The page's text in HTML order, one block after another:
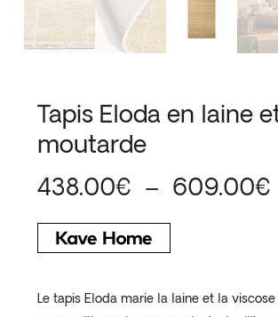
Tapis Eloda en laine
moutarde
438.00€ – 609.00€
Le tapis Eloda marie la laine et la